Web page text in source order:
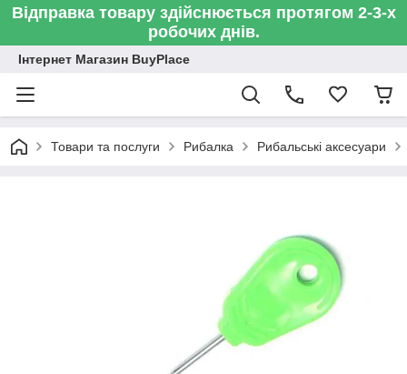
Відправка товару здійснюється протягом 2-3-х
робочих днів.
Інтернет Магазин BuyPlace
Товари та послуги Рибалка Рибальські аксесуари